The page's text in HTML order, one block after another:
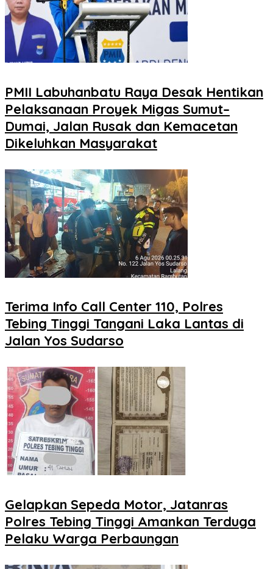
PMII Labuhanbatu Raya Desak Hentikan
Pelaksanaan Proyek Migas Sumut–
Dumai, Jalan Rusak dan Kemacetan
Dikeluhkan Masyarakat
Terima Info Call Center 110, Polres
Tebing Tinggi Tangani Laka Lantas di
Jalan Yos Sudarso
Gelapkan Sepeda Motor, Jatanras
Polres Tebing Tinggi Amankan Terduga
Pelaku Warga Perbaungan